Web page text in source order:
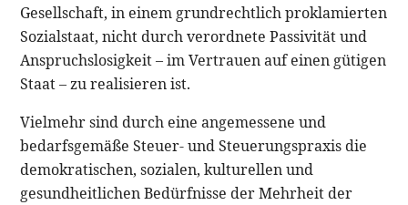
Gesellschaft, in einem grundrechtlich proklamierten
Sozialstaat, nicht durch verordnete Passivität und
Anspruchslosigkeit – im Vertrauen auf einen gütigen
Staat – zu realisieren ist.
Vielmehr sind durch eine angemessene und
bedarfsgemäße Steuer- und Steuerungspraxis die
demokratischen, sozialen, kulturellen und
gesundheitlichen Bedürfnisse der Mehrheit der